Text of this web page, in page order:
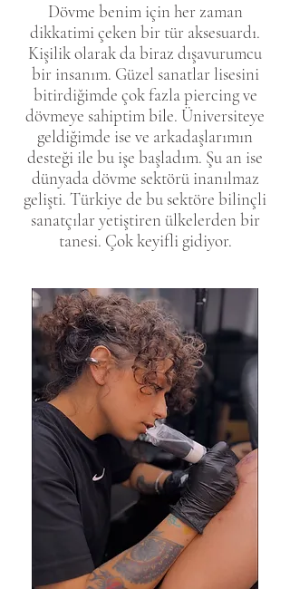
Dövme benim için her zaman
dikkatimi çeken bir tür aksesuardı.
Kişilik olarak da biraz dışavurumcu
bir insanım. Güzel sanatlar lisesini
bitirdiğimde çok fazla piercing ve
dövmeye sahiptim bile. Üniversiteye
geldiğimde ise ve arkadaşlarımın
desteği ile bu işe başladım. Şu an ise
dünyada dövme sektörü inanılmaz
gelişti. Türkiye de bu sektöre bilinçli
sanatçılar yetiştiren ülkelerden bir
tanesi. Çok keyifli gidiyor.